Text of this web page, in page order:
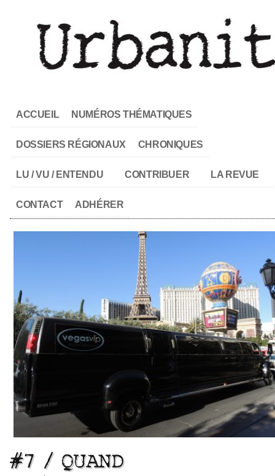
ACCUEIL NUMÉROS THÉMATIQUES
DOSSIERS RÉGIONAUX CHRONIQUES
LU / VU / ENTENDU CONTRIBUER LA REVUE
CONTACT ADHÉRER
#7 / QUAND